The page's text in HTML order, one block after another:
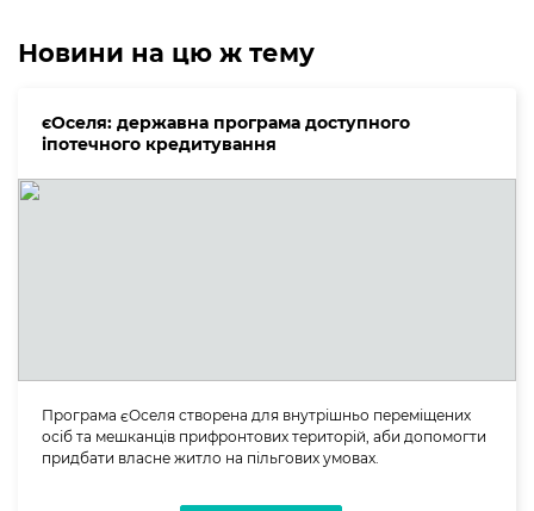
Новини на цю ж тему
єОселя: державна програма доступного
іпотечного кредитування
Програма єОселя створена для внутрішньо переміщених
осіб та мешканців прифронтових територій, аби допомогти
придбати власне житло на пільгових умовах.